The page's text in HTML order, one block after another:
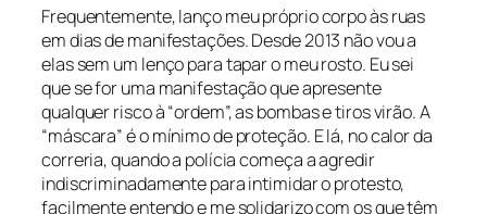
Frequentemente, lanço meu próprio corpo às ruas
em dias de manifestações. Desde 2013 não vou a
elas sem um lenço para tapar o meu rosto. Eu sei
que se for uma manifestação que apresente
qualquer risco à “ordem”, as bombas e tiros virão. A
“máscara” é o mínimo de proteção. E lá, no calor da
correria, quando a polícia começa a agredir
indiscriminadamente para intimidar o protesto,
facilmente entendo e me solidarizo com os que têm